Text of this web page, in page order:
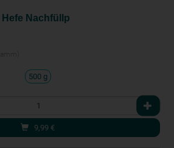
Nachfüllp
500 g
9,99 €